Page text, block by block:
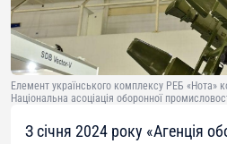
Елемент українського комплексу РЕБ «Нота»
Національна асоціація оборонної
З січня 2024 року «Агенція